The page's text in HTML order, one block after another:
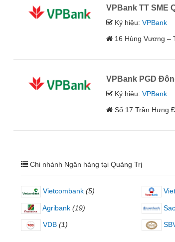
VPBank TT SME
Ký hiệu:VPBank
16 Hùng Vương –
VPBank PGD
Ký hiệu:VPBank
Số 17 Trần Hưng
Chi nhánh Ngân hàng tại Quảng Trị
Vietcombank (5)
Agribank (19)
VDB (1)